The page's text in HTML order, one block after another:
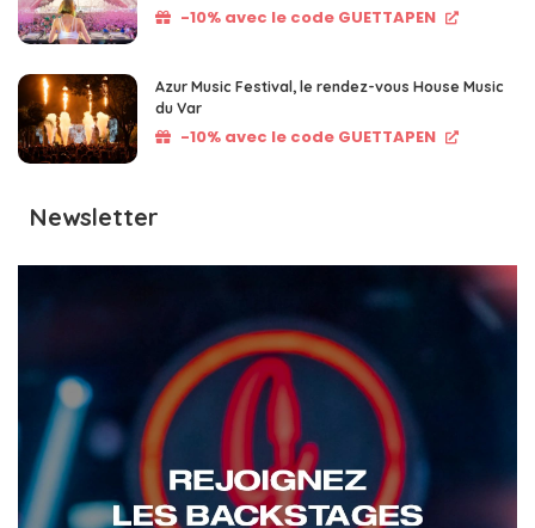
-10% avec le code GUETTAPEN
Azur Music Festival, le rendez-vous House Music
du Var
-10% avec le code GUETTAPEN
Newsletter